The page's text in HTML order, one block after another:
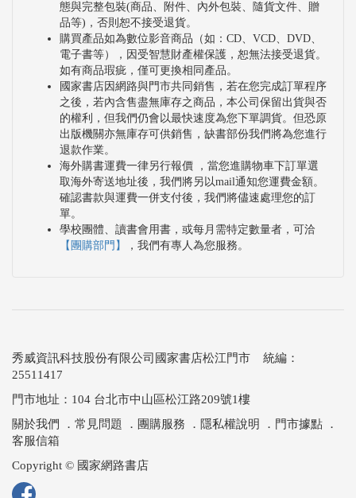
態與完整包裝(商品、附件、內外包裝、隨貨文件、贈
品等)，否則恕不接受退貨。
購買產品如為數位影音商品（如：CD、VCD、DVD、
電子書等），因受智慧財產權保護，恕無法接受退貨。
如有商品瑕疵，僅可更換相同產品。
國家書店因網路與門市共同銷售，若在您完成訂單程序
之後，若內含售盡無庫存之商品，本公司保留出貨與否
的權利，但我們仍會以最快速度為您下單調貨。但恐原
出版機關亦無庫存可供銷售，缺書部份我們將為您進行
退款作業。
海外購書運費一律另行報價 ，當您進購物車下訂單選
取海外寄送地址後，我們將另以mail通知您運費金額。
確認書款與運費一併支付後，我們將儘速處理您的訂
單。
學校團體、讀書會用書，或每月需特定數量者，可洽
【團購部門】
，我們有專人為您服務。
秀威資訊科技股份有限公司國家書店松江門市 統編：
25511417
門市地址：104 台北市中山區松江路209號1樓
關於我們
． 常見問題 ． 團購服務 ． 隱私權說明 ． 門市據點 ．
客服信箱
Copyright © 國家網路書店